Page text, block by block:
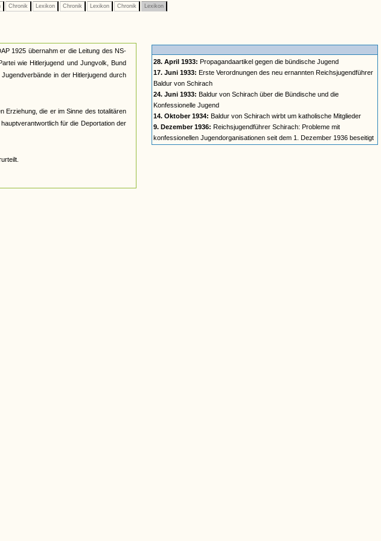
Chronik Lexikon Chronik Lexikon Chronik Lexikon
1925 übernahm er die Leitung des NS-
wie Hitlerjugend und Jungvolk, Bund
in der Hitlerjugend durch
Erziehung, die er im Sinne des totalitären
für die Deportation der
28. April 1933: Propagandaartikel gegen die bündische Jugend
17. Juni 1933: Erste Verordnungen des neu ernannten Reichsjugendführer
Baldur von Schirach
24. Juni 1933: Baldur von Schirach über die Bündische und die
Konfessionelle Jugend
14. Oktober 1934: Baldur von Schirach wirbt um katholische Mitglieder
9. Dezember 1936: Reichsjugendführer Schirach: Probleme mit
konfessionellen Jugendorganisationen seit dem 1. Dezember 1936 beseitigt